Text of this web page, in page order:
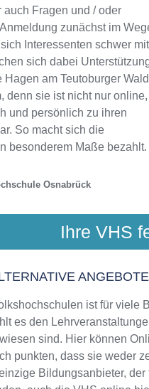
auch Fragen und / oder
zunächst im
Interessenten schwer mit
sich dabei
am Teutoburger Wald
denn sie ist nicht nur online,
und persönlich zu ihren
So macht sich die
besonderem Maße bezahlt.
Osnabrück
VHS
Am
Ihre VHS
ist für viele
es den
sind. Hier können
punkten, dass sie weder
Bildungsanbieter,